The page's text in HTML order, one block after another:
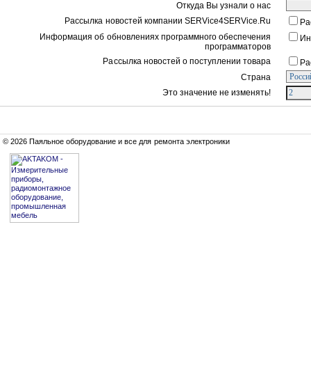
Откуда Вы узнали о нас
Рассылка новостей компании SERVice4SERVice.Ru
Информация об обновлениях программного обеспечения
программаторов
Рассылка новостей о поступлении товара
Страна
Это значение не изменять!
© 2026 Паяльное оборудование и все для ремонта электроники